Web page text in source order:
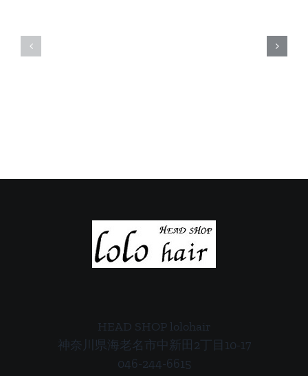
内
内
HEAD SHOP lolohair
神奈川県海老名市中新田2丁目10-17
046-244-6615